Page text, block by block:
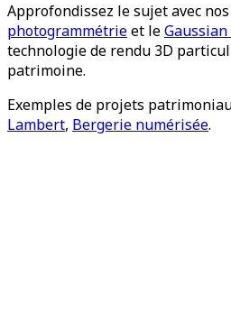
Approfondissez le sujet avec
photogrammétrieet le
technologie de rendu 3D
patrimoine.
Exemples de projets
Lambert, Bergerie numérisée.